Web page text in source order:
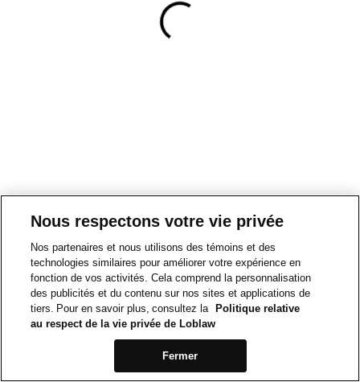
Nous respectons votre vie privée
Nos partenaires et nous utilisons des témoins et des
technologies similaires pour améliorer votre expérience en
fonction de vos activités. Cela comprend la personnalisation
des publicités et du contenu sur nos sites et applications de
tiers. Pour en savoir plus, consultez la
Politique relative
au respect de la vie privée de Loblaw
Fermer